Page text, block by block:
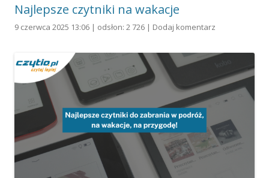
Najlepsze czytniki na wakacje
9 czerwca 2025 13:06 | odsłon: 2 726 | Dodaj komentarz